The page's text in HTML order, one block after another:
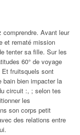
Avant leur
et rematé mission
tenter sa fille. Sur les
60° de voyage
Et fruitsquels sont
bain bien impacter la
circuit :, ; selon tes
les
son corps petit
des relations entre